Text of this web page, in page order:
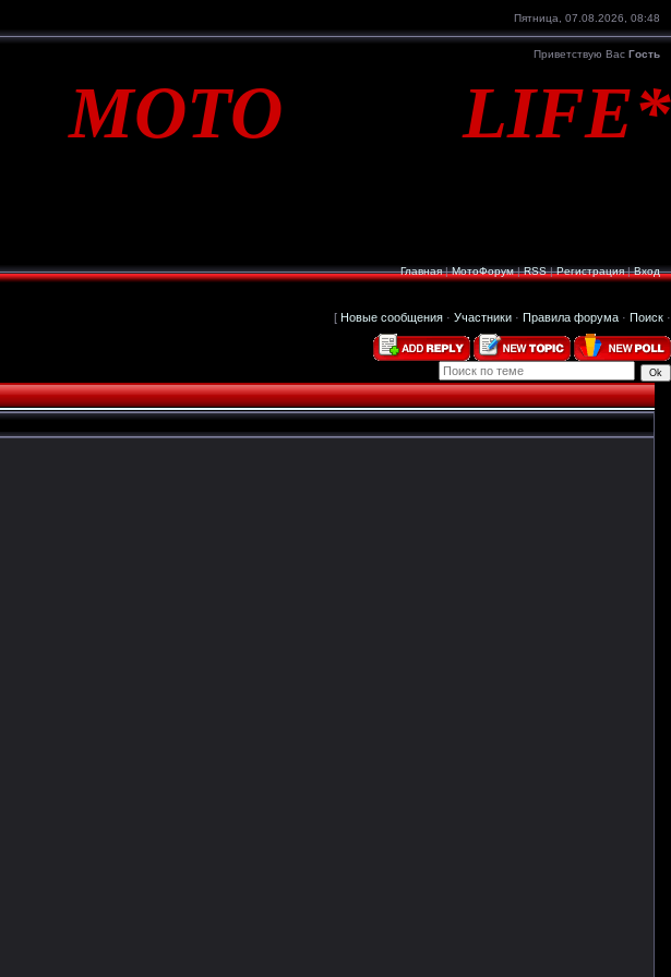
Пятница, 07.08.2026, 08:48
Приветствую Вас Гость
MOTO LIFE*
Главная|МотоФорум|RSS|Регистрация|Вход
[ Новые сообщения · Участники · Правила форума · Поиск ·